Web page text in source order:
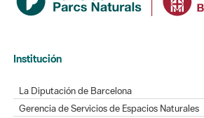
Institución
La Diputación de Barcelona
Gerencia de Servicios de Espacios Naturales